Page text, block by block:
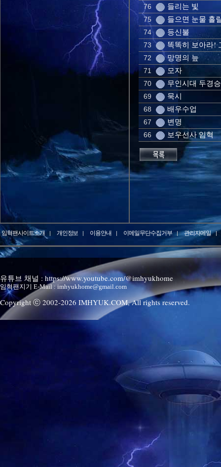
76 들리는 빛
75 들으면 눈물 흘
74 등신불
73 똑똑히 보아라!
72 망명의 늪
71 모자
70 무인시대 두경
69 묵시
68 배우수업
67 변명
66 보우선사 임혁
임혁팬사이트소개 개인정보 이용안내 이메일무단수집거부 관리자메일
유튜브 채널 : https://www.youtube.com/@imhyukhome
임혁팬지기 E-Mail : imhyukhome@gmail.com
Copyright ⓒ 2002-2026 IMHYUK.COM,All rights reserved.